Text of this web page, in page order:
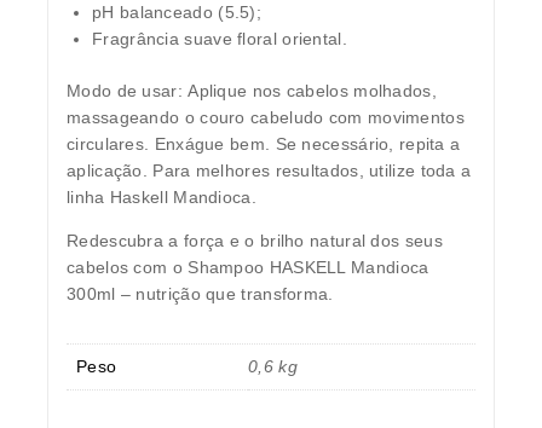
pH balanceado (5.5);
Fragrância suave floral oriental.
Modo de usar: Aplique nos cabelos molhados,
massageando o couro cabeludo com movimentos
circulares. Enxágue bem. Se necessário, repita a
aplicação. Para melhores resultados, utilize toda a
linha Haskell Mandioca.
Redescubra a força e o brilho natural dos seus
cabelos com o Shampoo HASKELL Mandioca
300ml – nutrição que transforma.
Peso 0,6 kg